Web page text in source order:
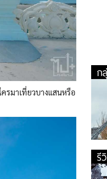
รมาเที่ยวบางแสนหรือ